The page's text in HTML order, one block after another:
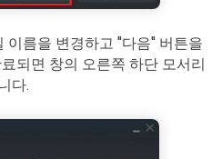
이름을 변경하고 "다음" 버튼을
되면 창의 오른쪽 하단 모서리
다.